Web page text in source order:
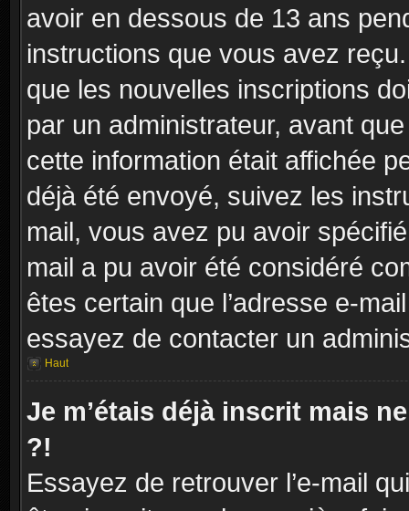
avoir en dessous de 13 ans
instructions que vous avez
que les nouvelles inscriptions
par un administrateur, avant
cette information était affichée
déjà été envoyé, suivez les
mail, vous avez pu avoir
mail a pu avoir été considéré
êtes certain que l’adresse e-
essayez de contacter un
Haut
Je m’étais déjà inscrit mais
?!
Essayez de retrouver l’e-mail